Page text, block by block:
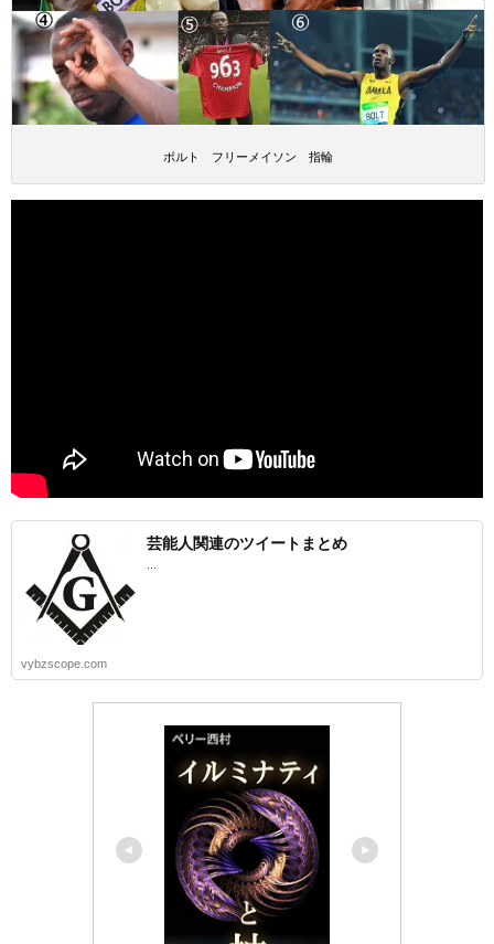
ボルト フリーメイソン 指輪
芸能人関連のツイートまとめ
vybzscope.com